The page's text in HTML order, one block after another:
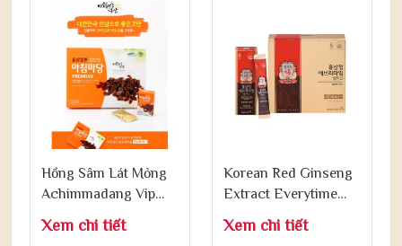
Hồng Sâm Lát Mỏng
Achimmadang Vip
Achimmadang
Xem chi tiết
Korean Red Ginseng
Extract Everytime
Balance 10ml x 30
Gói
Xem chi tiết